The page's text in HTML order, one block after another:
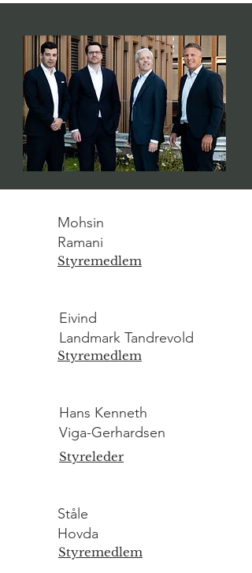
Mohsin
Ramani
Styremedlem
Eivind
Landmark Tandrevold
Styremedlem
Hans Kenneth
Viga-Gerhardsen
Styreleder
Ståle
Hovda
Styremedlem